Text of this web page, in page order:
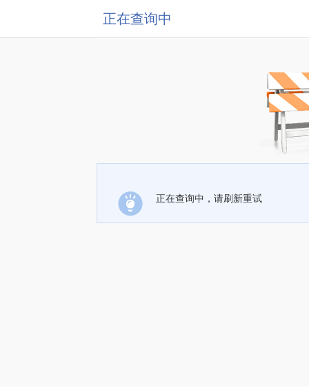
正在查询中
正在查询中，请刷新重试